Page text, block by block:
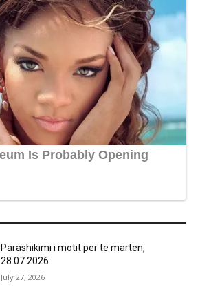
Parashikimi i motit për të martën,
28.07.2026
July 27, 2026